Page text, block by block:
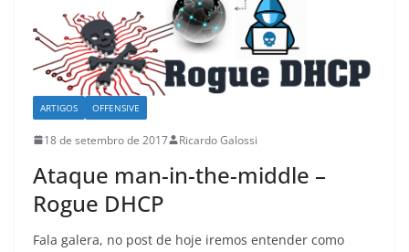
ARTIGOS OFFENSIVE
18 de setembro de 2017 Ricardo Galossi
Ataque man-in-the-middle –
Rogue DHCP
Fala galera, no post de hoje iremos entender como